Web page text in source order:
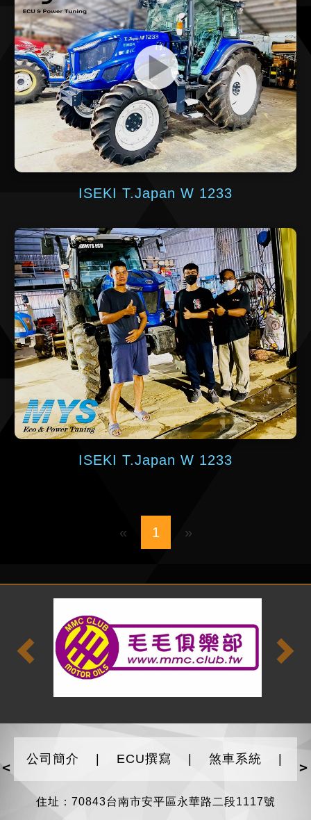
ISEKI T.Japan W 1233
ISEKI T.Japan W 1233
1
< 公司簡介 ECU撰寫 煞車系統 >
住址：70843台南市安平區永華路二段1117號